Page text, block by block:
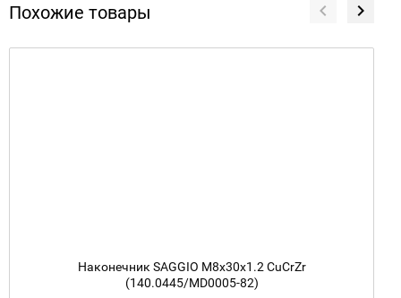
Похожие товары
Наконечник SAGGIO M8х30х1.2 CuCrZr
(140.0445/MD0005-82)